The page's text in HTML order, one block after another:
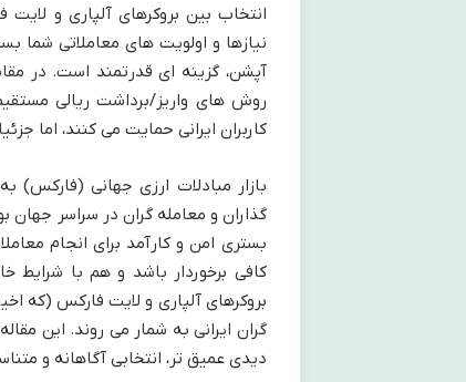
انتخاب بین بروکرهای آلپاری و لایت
نیازها و اولویت های معاملاتی شما
روش های واریز/برداشت ریالی
کاربران ایرانی حمایت می کنند، اما
بازار مبادلات ارزی جهانی (فارکس)
گذاران و معامله گران در سراسر جهان
بستری امن و کارآمد برای انجام
کافی برخوردار باشد و هم با شرایط
بروکرهای آلپاری و لایت فارکس (که
گران ایرانی به شمار می روند. این
دیدی عمیق تر، انتخابی آگاهانه و